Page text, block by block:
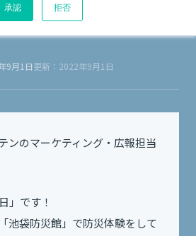
承認 拒否
】池袋防災館で防災体験をしてきました！
9月1日更新：2022年9月1日
ンのマーケティング・広報担当
」です！
池袋防災館」で防災体験をして